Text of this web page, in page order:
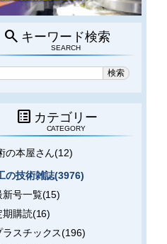
search キーワード検索
SEARCH
list_alt カテゴリー
CATEGORY
の本屋さん(12)
の技術雑誌(3976)
新号一覧(15)
期購読(16)
ラスチックス(196)